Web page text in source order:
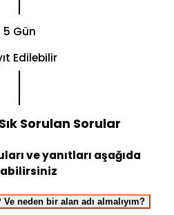
5 Gün
Edilebilir
Sorulan Sorular
ve yanıtları aşağıda
neden bir alan adı almalıyım?